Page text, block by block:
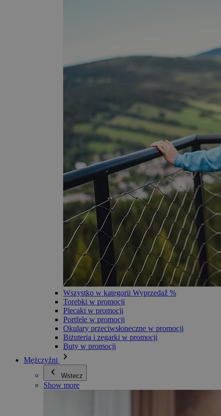
Wszystko w kategorii Wyprzedaž %
Torebki w promocji
Plecaki w promocji
Portfele w promocji
Okulary przeciwsłoneczne w promocji
Biżuteria i zegarki w promocji
Buty w promocji
Mężczyźni
Wstecz
Show more